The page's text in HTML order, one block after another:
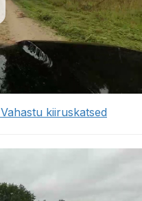
kiiruskatsed